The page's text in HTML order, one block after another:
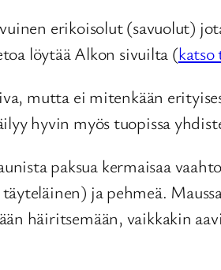
erikoisolut (savuolut)
löytää Alkon sivuilta (katso
mutta ei mitenkään
hyvin myös tuopissa
paksua kermaisaa
ja pehmeä.
häiritsemään, vaikkakin